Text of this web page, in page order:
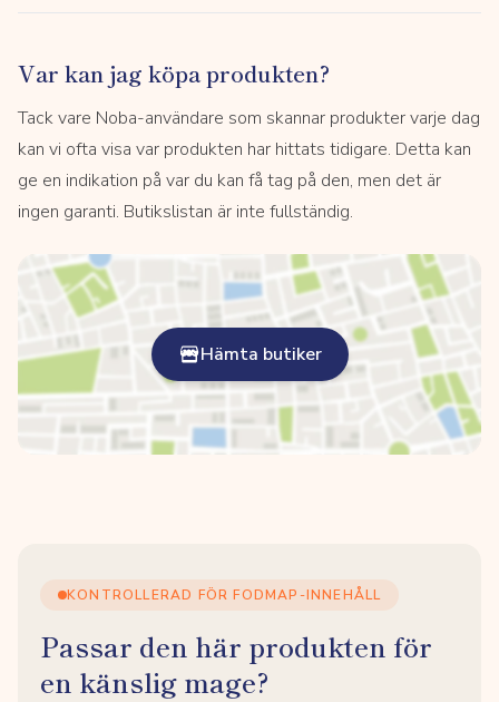
Var kan jag köpa produkten?
Tack vare Noba-användare som skannar produkter varje dag
kan vi ofta visa var produkten har hittats tidigare. Detta kan
ge en indikation på var du kan få tag på den, men det är
ingen garanti. Butikslistan är inte fullständig.
Hämta butiker
KONTROLLERAD FÖR FODMAP-INNEHÅLL
Passar den här produkten för
en känslig mage?